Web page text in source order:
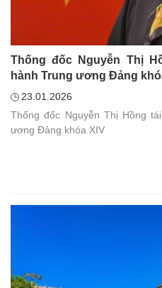
Thống đốc Nguyễn Thị
hành Trung ương Đảng
23.01.2026
Thống đốc Nguyễn Thị Hồng
ương Đảng khóa XIV